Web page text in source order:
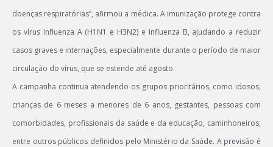
doenças respiratórias”, afirmou a médica. A imunização protege contra
os vírus Influenza A (H1N1 e H3N2) e Influenza B, ajudando a reduzir
casos graves e internações, especialmente durante o período de maior
circulação do vírus, que se estende até agosto.
A campanha continua atendendo os grupos prioritários, como idosos,
crianças de 6 meses a menores de 6 anos, gestantes, pessoas com
comorbidades, profissionais da saúde e da educação, caminhoneiros,
entre outros públicos definidos pelo Ministério da Saúde. A previsão é